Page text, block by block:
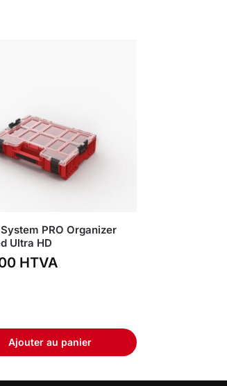
PRO Organizer
Ultra HD
HTVA
Ajouter au panier